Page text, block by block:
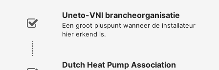
Uneto-VNI brancheorganisatie
Een groot pluspunt wanneer de installateur
hier erkend is.
Dutch Heat Pump Association